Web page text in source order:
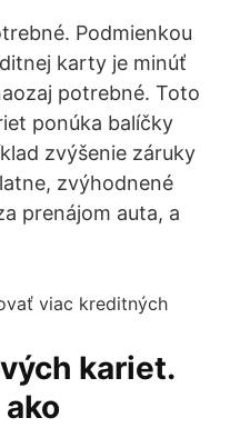
Podmienkou
karty je minúť
potrebné. Toto
ponúka balíčky
zvýšenie záruky
zvýhodnené
prenájom auta, a
kariet.